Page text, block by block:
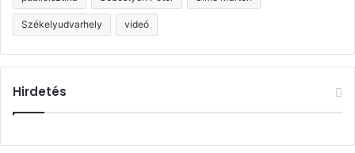
Székelyudvarhely videó
Hirdetés